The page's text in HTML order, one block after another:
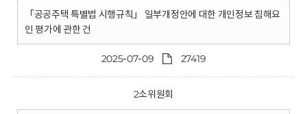
「공공주택 특별법 시행규칙」 일부개정안에 대한 개인정보 침해요
인 평가에 관한 건
2025-07-09 27419
2소위원회